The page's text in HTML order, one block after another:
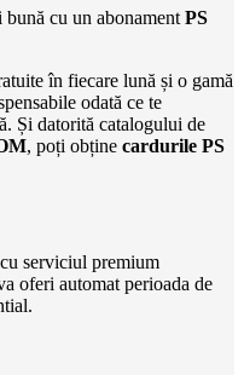
bună cu un abonament PS
în fiecare lună și o gamă
odată ce te
Și datorită catalogului de
, poți obține cardurile PS
serviciul premium
oferi automat perioada de